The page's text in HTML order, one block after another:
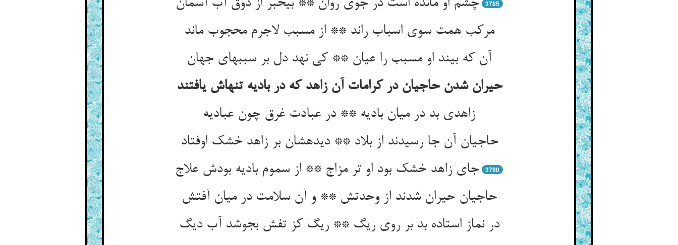
چشم او مانده است در جوی روان ** بی‏خبر از ذوق آب آسمان‏
3785
مرکب همت سوی اسباب راند ** از مسبب لاجرم محجوب ماند
آن که بیند او مسبب را عیان ** کی نهد دل بر سببهای جهان‏
حیران شدن حاجیان در کرامات آن زاهد که در بادیه تنهاش یافتند
زاهدی بد در میان بادیه ** در عبادت غرق چون عبادیه‏
حاجیان آن جا رسیدند از بلاد ** دیده‏شان بر زاهد خشک اوفتاد
جای زاهد خشک بود او تر مزاج ** از سموم بادیه بودش علاج‏
3790
حاجیان حیران شدند از وحدتش ** و آن سلامت در میان آفتش‏
در نماز استاده بد بر روی ریگ ** ریگ کز تفش بجوشد آب دیگ‏